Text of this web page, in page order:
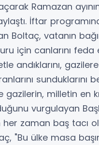
Ramazan
İftar
Boltaç, vatanın
için canlarını feda
andıklarını,
sunduklarını
gazilerin, milletin en
vurgulayan
her zaman baş tacı
"Bu ülke masa